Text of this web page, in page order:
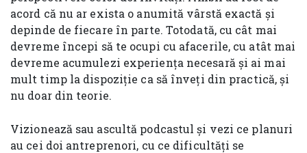
acord că nu ar exista o anumită vârstă exactă și
depinde de fiecare în parte. Totodată, cu cât mai
devreme începi să te ocupi cu afacerile, cu atât mai
devreme acumulezi experiența necesară și ai mai
mult timp la dispoziție ca să înveți din practică, și
nu doar din teorie.
Vizionează sau ascultă podcastul și vezi ce planuri
au cei doi antreprenori, cu ce dificultăți se